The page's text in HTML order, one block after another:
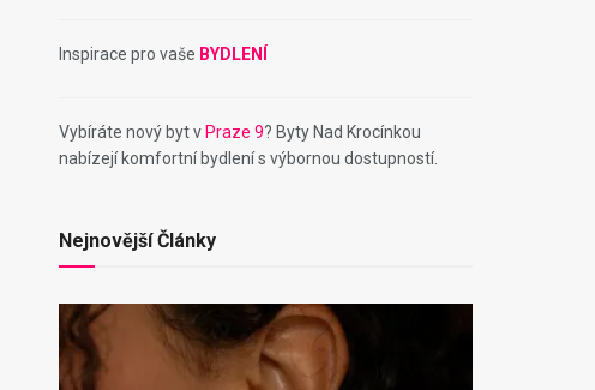
Inspirace pro vaše BYDLENÍ
Vybíráte nový byt v Praze 9? Byty Nad Krocínkou
nabízejí komfortní bydlení s výbornou dostupností.
Nejnovější Články